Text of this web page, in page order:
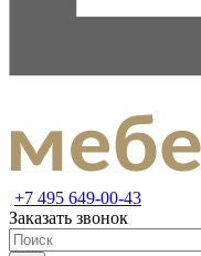
+7 495 649-00-43
Заказать звонок